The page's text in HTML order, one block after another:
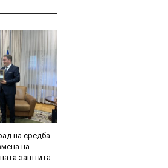
на средба
на
заштита